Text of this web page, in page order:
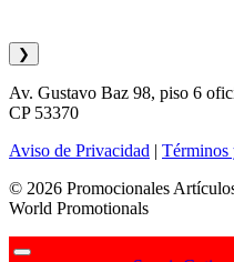
❯
Av. Gustavo Baz 98, piso 6
CP 53370
Aviso de Privacidad | Términos
© 2026 Promocionales
World Promotionals